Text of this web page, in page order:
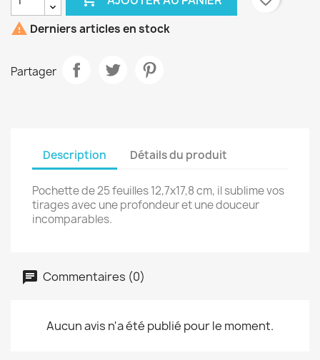
 Derniers articles en stock
Partager
Description Détails du produit
Pochette de 25 feuilles 12,7x17,8 cm, il sublime vos
tirages avec une profondeur et une douceur
incomparables.
Commentaires (0)
Aucun avis n'a été publié pour le moment.